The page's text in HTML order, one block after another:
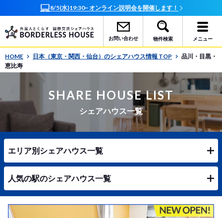
オンラインで簡単相談！お部屋探しサポート随時受付中
お問い合わせ 物件検索 メニュー
HOME 日本（東京・関西・仙台）のシェアハウス情報 TOP
品川・目黒・
恵比寿
SHARE HOUSE LIST
シェアハウス一覧
エリア別シェアハウス一覧
人気の駅のシェアハウス一覧